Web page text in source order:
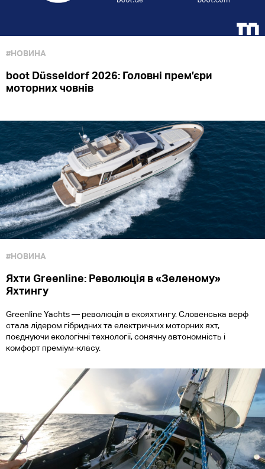
#НОВИНА
boot Düsseldorf 2026: Головні прем’єри
моторних човнів
#НОВИНА
Яхти Greenline: Революція в «Зеленому»
Яхтингу
Greenline Yachts — революція в екояхтингу. Словенська верф
стала лідером гібридних та електричних моторних яхт,
поєднуючи екологічні технології, сонячну автономність і
комфорт преміум-класу.